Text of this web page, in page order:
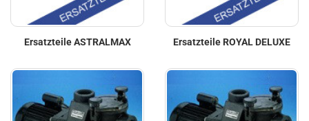
Ersatzteile ASTRALMAX Ersatzteile ROYAL DELUXE